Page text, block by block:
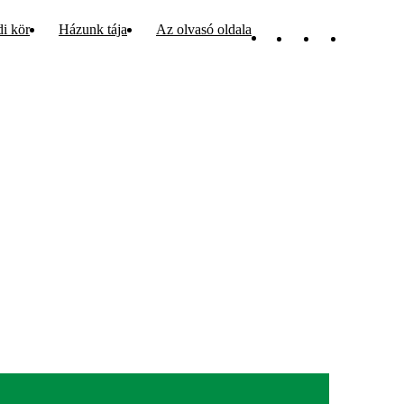
kör Házunk tája Az olvasó oldala